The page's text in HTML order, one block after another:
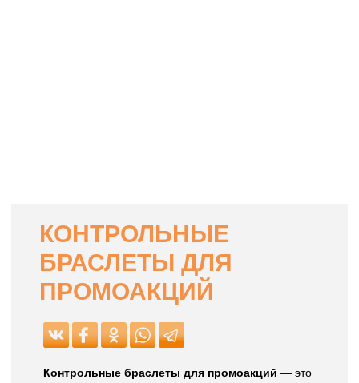
КОНТРОЛЬНЫЕ
БРАСЛЕТЫ ДЛЯ
ПРОМОАКЦИЙ
Контрольные браслеты для промоакций — это